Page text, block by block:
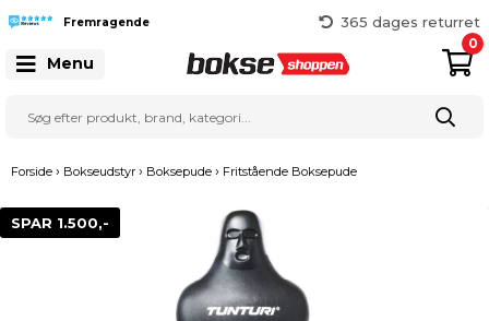
Gratis fragt over 999 kr.
25 127 127
Fremragende
Menu
0
Forside › Bokseudstyr › Boksepude › Fritstående Boksepude
SPAR 1.500,-